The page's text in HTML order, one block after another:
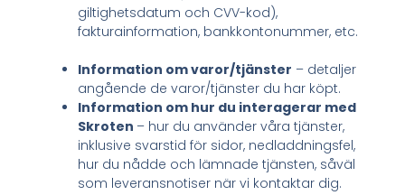
giltighetsdatum och CVV-kod),
fakturainformation, bankkontonummer, etc.
Information om varor/tjänster – detaljer
angående de varor/tjänster du har köpt.
Information om hur du interagerar med
Skroten – hur du använder våra tjänster,
inklusive svarstid för sidor, nedladdningsfel,
hur du nådde och lämnade tjänsten, såväl
som leveransnotiser när vi kontaktar dig.